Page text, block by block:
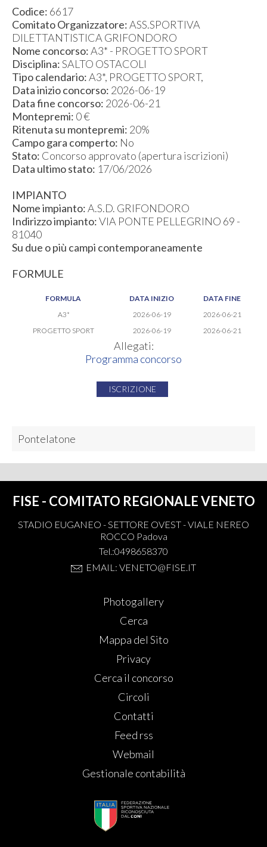
Codice: 6617
Comitato Organizzatore:ASS.SPORTIVA
DILETTANTISTICA GRIFONDORO
Nome concorso:A3* - PROGETTO SPORT
Disciplina:SALTO OSTACOLI
Tipo calendario:A3*, PROGETTO SPORT,
Data inizio concorso: 2026-06-19
Data fine concorso: 2026-06-21
Montepremi: 0 €
Ritenuta su montepremi: 20%
Campo gara comperto: No
Stato: Concorso approvato (apertura iscrizioni)
Data ultimo stato: 17/06/2026
IMPIANTO
Nome impianto:A.S.D. GRIFONDORO
Indirizzo impianto:VIA PONTE PELLEGRINO 69 -
81040
Su due o più campi contemporaneamente
FORMULE
FORMULA DATA INIZIO
DATA FINE
A3*
2026-06-19
2026-06-21
PROGETTO SPORT
2026-06-19 2026-06-21
Allegati:
Programma concorso
ISCRIZIONE
Pontelatone
FISE - COMITATO REGIONALE VENETO
STADIO EUGANEO - SETTORE OVEST - VIALE NEREO
ROCCO Padova
Tel.:0498658370
EMAIL: VENETO@FISE.IT
Photogallery
Cerca
Mappa del Sito
Privacy
Cerca il concorso
Circoli
Contatti
Feed rss
Webmail
Gestionale contabilità